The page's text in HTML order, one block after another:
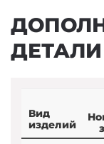
ДЕТАЛИ
Вид
изделий